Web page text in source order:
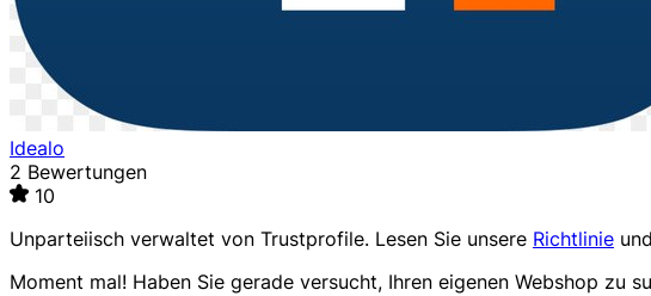
Idealo
2 Bewertungen
10
Unparteiisch verwaltet von Trustprofile. Lesen Sie unsere Richtlinie und
Moment mal! Haben Sie gerade versucht, Ihren eigenen Webshop zu